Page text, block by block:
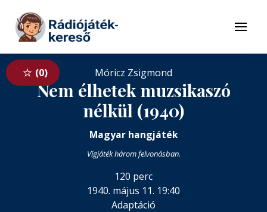
Tovább a tartalomhoz
Menü
0 Móricz Zsigmond
Nem élhetek muzsikaszó
nélkül (1940)
Magyar hangjáték
Vígjáték három felvonásban.
120 perc
1940. május 11. 19:40
Adaptáció